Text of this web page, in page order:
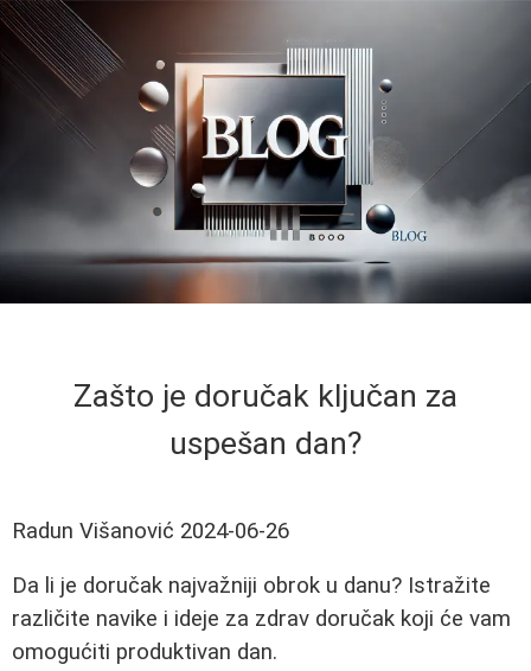
Zašto je doručak ključan za
uspešan dan?
Radun Višanović 2024-06-26
Da li je doručak najvažniji obrok u danu? Istražite
različite navike i ideje za zdrav doručak koji će vam
omogućiti produktivan dan.